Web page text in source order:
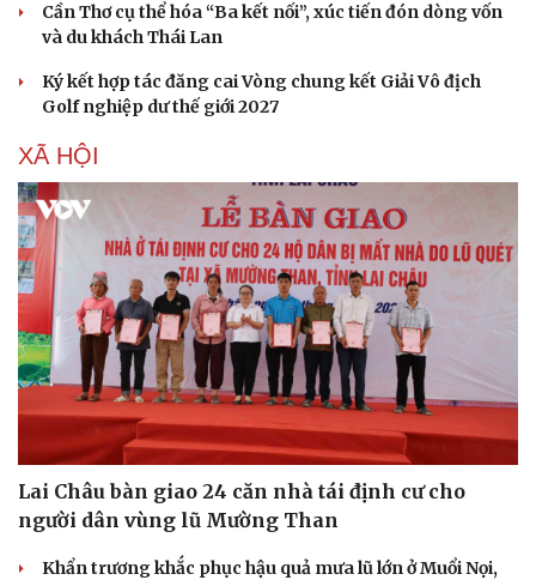
Văn hóa
Sân khấu - Điện ảnh
Văn học
Âm nhạc
Di sản
Giải trí
Nghệ sĩ
Thời trang
Sao Việt
Cần Thơ cụ thể hóa “Ba kết nối”, xúc tiến đón dòng vốn
và du khách Thái Lan
Ký kết hợp tác đăng cai Vòng chung kết Giải Vô địch
Golf nghiệp dư thế giới 2027
XÃ HỘI
Lai Châu bàn giao 24 căn nhà tái định cư cho
người dân vùng lũ Mường Than
Khẩn trương khắc phục hậu quả mưa lũ lớn ở Muổi Nọi,